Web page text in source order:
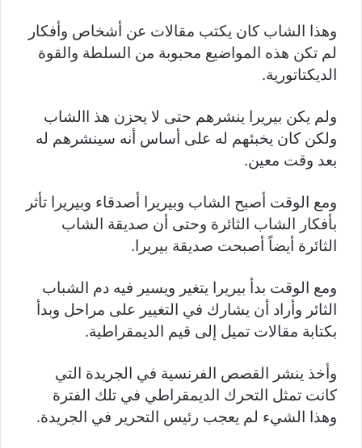
وهذا الشاب كان يكتب مقالات عن أشخاص وأفكار
لم تكن هذه المواضيع محبوبة من السلطة والقوة
الديكتاتورية.
ولم يكن بيريرا ينشرهم حتى لا يحزن هذ االشاب
ولكن كان يخبئهم له على أساس أنه سينشرهم له
بعد وقت معين.
ومع الوقت أصبح الشاب وبيريرا أصدقاء وبيريرا تأثر
بأفكار الشاب الثائرة وحتى أن صديقة الشاب
الثائرة أيضاً أصبحت صديقة بيريرا.
ومع الوقت بدأ بيريرا يتغير ويسير فيه دم الشباب
الثائر وأراد أن يشارك في التغيير على مراحل وبدأ
بكتابة مقالات تميل إلى قيم الديمقراطية.
وأخذ ينشر القصص الفرنسية في الجريدة التي
كانت تمثل التحرك الديمقراطي في تلك الفترة
وهذا الشيء لم يعجب رئيس التحرير في الجريدة.